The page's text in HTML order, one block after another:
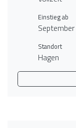
Einstieg ab
Standort
Hagen